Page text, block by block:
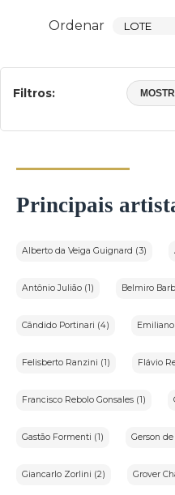
Ordenar
Filtros:
Principais
Alberto da Veiga Guignard (3)
Antônio Julião (1) Belmiro
Cândido Portinari (4)
Felisberto Ranzini (1) Flávio
Francisco Rebolo Gonsales (1)
Gastão Formenti (1) Gerson
Giancarlo Zorlini (2) Grover